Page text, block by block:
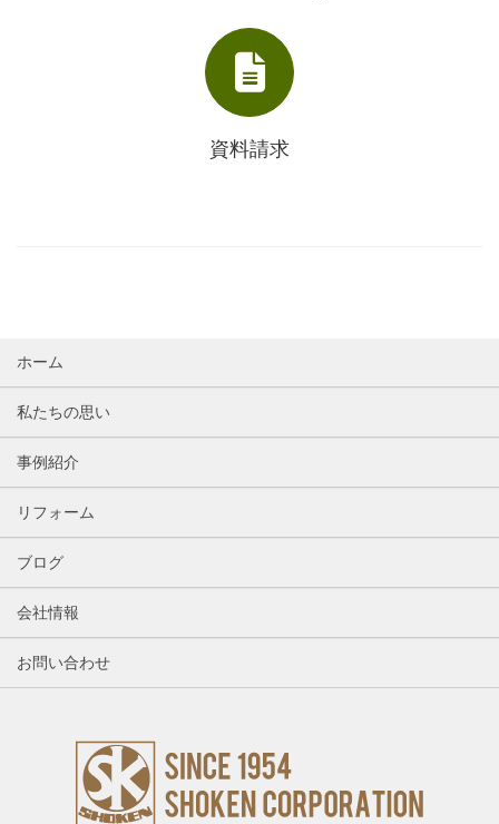
資料請求
ホーム
私たちの思い
事例紹介
リフォーム
ブログ
会社情報
お問い合わせ